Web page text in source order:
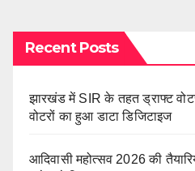
Recent Posts
झारखंड में SIR के तहत ड्राफ्ट
वोटरों का हुआ डाटा डिजिटाइज
आदिवासी महोत्सव 2026 की